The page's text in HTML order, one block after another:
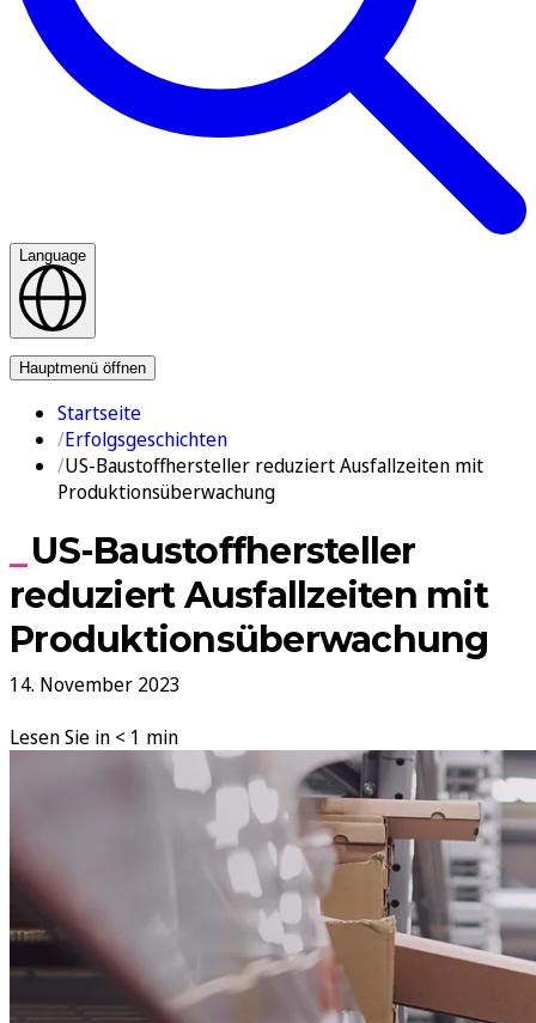
Language
Hauptmenü öffnen
Startseite
Erfolgsgeschichten
US-Baustoffhersteller reduziert Ausfallzeiten mit
Produktionsüberwachung
US-Baustoffhersteller
reduziert Ausfallzeiten mit
Produktionsüberwachung
14. November 2023
Lesen Sie in < 1 min